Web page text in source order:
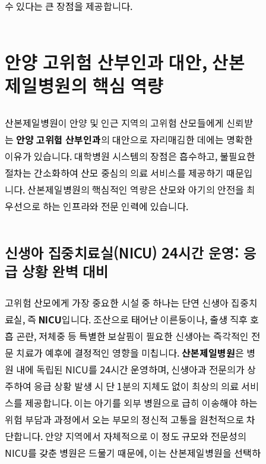
수 있다는 큰 장점을 제공합니다.
안양 고위험 산부인과 대안, 산본
제일병원의 핵심 역량
산본제일병원이 안양 및 인근 지역의 고위험 산모들에게 신뢰받
는 안양 고위험 산부인과의 대안으로 자리매김한 데에는 명확한
이유가 있습니다. 대학병원 시스템의 장점은 흡수하고, 불필요한
절차는 간소화하여 산모 중심의 의료 서비스를 제공하기 때문입
니다. 산본제일병원의 핵심적인 역량은 산모와 아기의 안전을 최
우선으로 하는 인프라와 전문 인력에 있습니다.
신생아 집중치료실(NICU) 24시간 운영: 응
급 상황 완벽 대비
고위험 산모에게 가장 중요한 시설 중 하나는 단연 신생아 집중치
료실, 즉 NICU입니다. 조산으로 태어난 이른둥이나, 출생 직후 호
흡 곤란, 저체중 등 특별한 보살핌이 필요한 신생아는 즉각적인 전
문 치료가 예후에 결정적인 영향을 미칩니다.산본제일병원은 병
원 내에 독립된 NICU를 24시간 운영하며, 신생아과 전문의가 상
주하여 응급 상황 발생 시 단 1분의 지체도 없이 최상의 의료 서비
스를 제공합니다. 이는 아기를 외부 병원으로 급히 이송해야 하는
위험 부담과 과정에서 오는 부모의 정신적 고통을 원천적으로 차
단합니다. 안양 지역에서 자체적으로 이 정도 규모와 전문성의
NICU를 갖춘 병원은 드물기 때문에, 이는 산본제일병원을 선택하